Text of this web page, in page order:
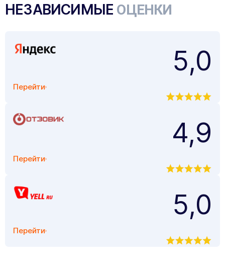
НЕЗАВИСИМЫЕ ОЦЕНКИ
Перейти
5,0
Перейти
4,9
Перейти
5,0